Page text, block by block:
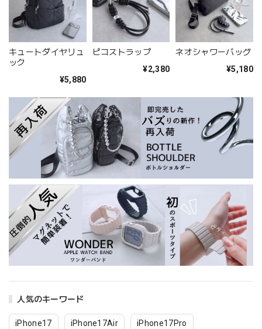
人気のキーワード
iPhone17 iPhone17Air iPhone17Pro
キュートダイヤリュ
ック
¥5,880
ピコストラップ
¥2,380
ネオシャワーバッグ
¥5,180